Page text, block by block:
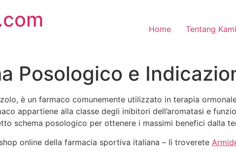
Home Tentang Kami
Posologico e
è un farmaco comunemente utilizzato in terapia
appartiene alla classe degli inibitori dell’aromatasi e
schema posologico per ottenere i massimi benefici dalla
online della farmacia sportiva italiana – lì troverete